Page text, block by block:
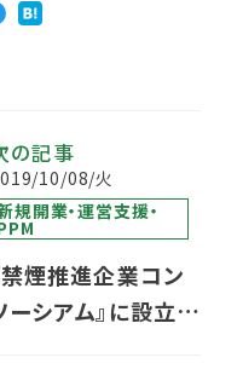
の記事
10/08/火
規開業・運営支援・
禁煙推進企業コン
ーシアム』に設立メ